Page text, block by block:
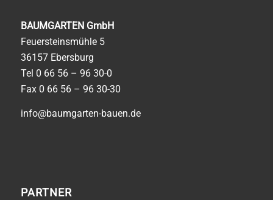
BAUMGARTEN GmbH
Feuersteinsmühle 5
36157 Ebersburg
Tel 0 66 56 – 96 30-0
Fax 0 66 56 – 96 30-30
info@baumgarten-bauen.de
PARTNER